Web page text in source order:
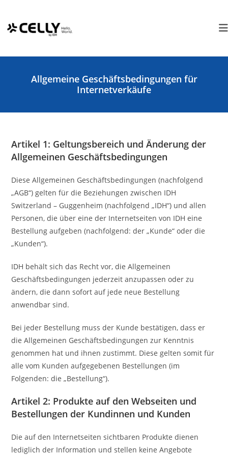
springen
Allgemeine Geschäftsbedingungen für
Internetverkäufe
Artikel 1: Geltungsbereich und Änderung der
Allgemeinen Geschäftsbedingungen
Diese Allgemeinen Geschäftsbedingungen (nachfolgend
„AGB“) gelten für die Beziehungen zwischen IDH
Switzerland – Guggenheim (nachfolgend „IDH“) und allen
Personen, die über eine der Internetseiten von IDH eine
Bestellung aufgeben (nachfolgend: der „Kunde“ oder die
„Kunden“).
IDH behält sich das Recht vor, die Allgemeinen
Geschäftsbedingungen jederzeit anzupassen oder zu
ändern, die dann sofort auf jede neue Bestellung
anwendbar sind.
Bei jeder Bestellung muss der Kunde bestätigen, dass er
die Allgemeinen Geschäftsbedingungen zur Kenntnis
genommen hat und ihnen zustimmt. Diese gelten somit für
alle vom Kunden aufgegebenen Bestellungen (im
Folgenden: die „Bestellung“).
Artikel 2: Produkte auf den Webseiten und
Bestellungen der Kundinnen und Kunden
Die auf den Internetseiten sichtbaren Produkte dienen
lediglich der Information und stellen keine Angebote